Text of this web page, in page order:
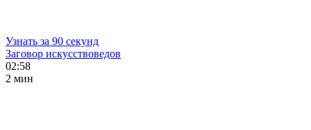
Узнать за 90 секунд
Заговор искусствоведов
02:58
2 мин